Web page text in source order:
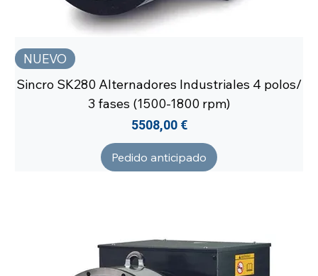
NUEVO
Sincro SK280 Alternadores Industriales 4 polos/
3 fases (1500-1800 rpm)
Precio
5508,00 €
Pedido anticipado